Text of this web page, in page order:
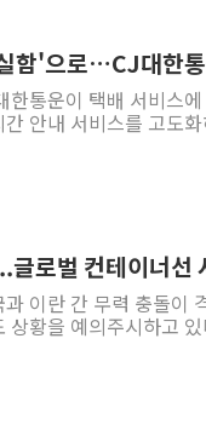
함'으로…CJ대한통
통운이 택배 서비스
안내 서비스를 고도
글로벌 컨테이너선
이란 간 무력 충돌이
황을 예의주시하고